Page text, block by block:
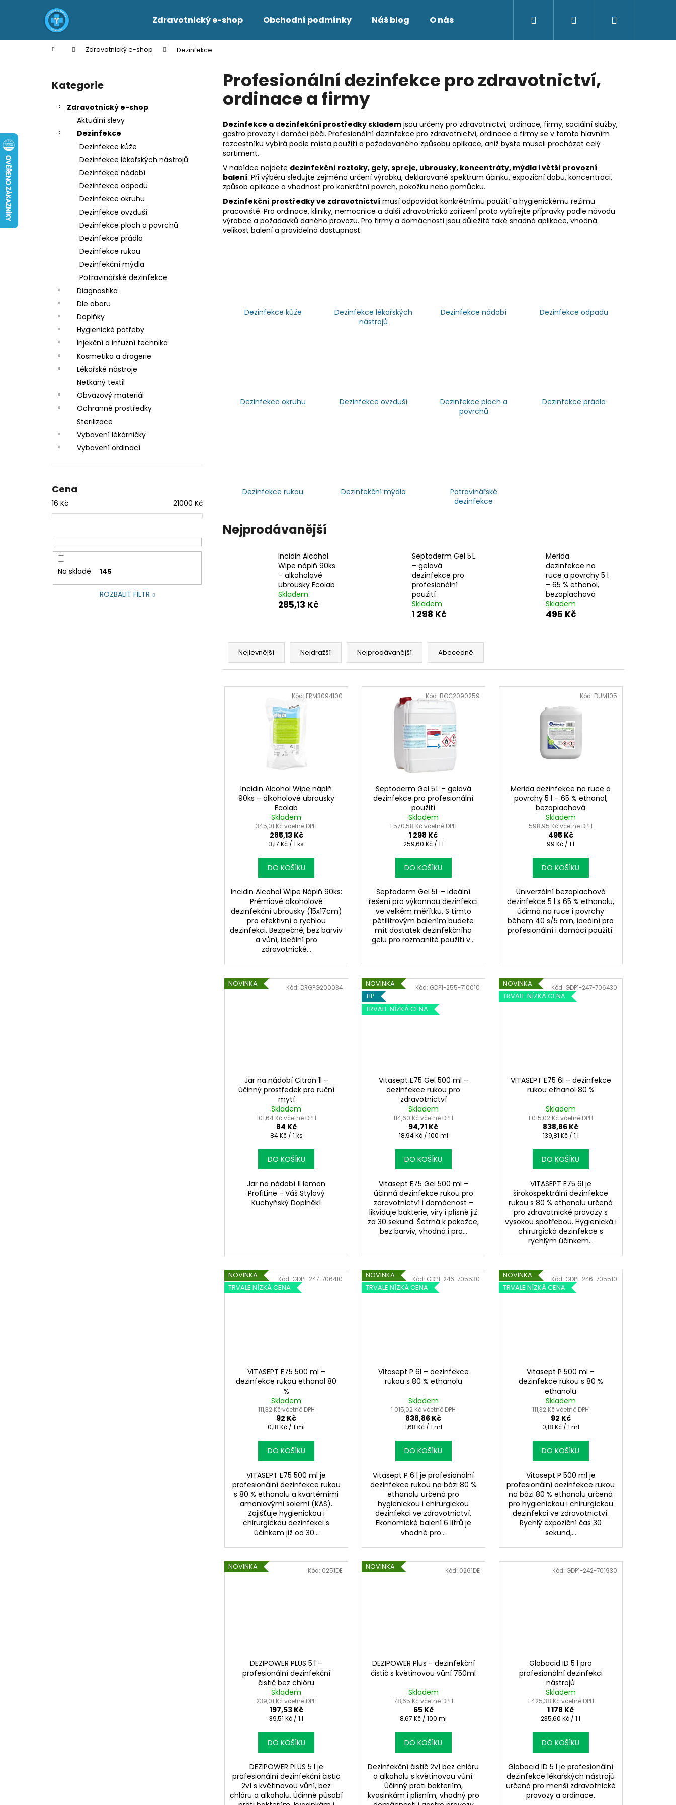
Zdravotnický e-shop Obchodní podmínky Náš blog O nás Přihlášení
Domů Zdravotnický e-shop Dezinfekce
Přeskočit
kategorie
Kategorie
Zdravotnický e-shop
Aktuální slevy
Dezinfekce
Dezinfekce kůže
Dezinfekce lékařských nástrojů
Dezinfekce nádobí
Dezinfekce odpadu
Dezinfekce okruhu
Dezinfekce ovzduší
Dezinfekce ploch a povrchů
Dezinfekce prádla
Dezinfekce rukou
Dezinfekční mýdla
Potravinářské dezinfekce
Diagnostika
Dle oboru
Doplňky
Hygienické potřeby
Injekční a infuzní technika
Kosmetika a drogerie
Lékařské nástroje
Netkaný textil
Obvazový materiál
Ochranné prostředky
Sterilizace
Vybavení lékárničky
Vybavení ordinací
Cena
16 Kč 21000 Kč
Na skladě 145
ROZBALIT FILTR
Profesionální dezinfekce pro zdravotnictví,
ordinace a firmy
Dezinfekce a dezinfekční prostředky skladem jsou určeny pro zdravotnictví, ordinace, firmy, sociální služby,
gastro provozy i domácí péči. Profesionální dezinfekce pro zdravotnictví, ordinace a firmy se v tomto hlavním
rozcestníku vybírá podle místa použití a požadovaného způsobu aplikace, aniž byste museli procházet celý
sortiment.
V nabídce najdete dezinfekční roztoky, gely, spreje, ubrousky, koncentráty, mýdla i větší provozní
balení. Při výběru sledujte zejména určení výrobku, deklarované spektrum účinku, expoziční dobu, koncentraci,
způsob aplikace a vhodnost pro konkrétní povrch, pokožku nebo pomůcku.
Dezinfekční prostředky ve zdravotnictví musí odpovídat konkrétnímu použití a hygienickému režimu
pracoviště. Pro ordinace, kliniky, nemocnice a další zdravotnická zařízení proto vybírejte přípravky podle návodu
výrobce a požadavků daného provozu. Pro firmy a domácnosti jsou důležité také snadná aplikace, vhodná
velikost balení a pravidelná dostupnost.
Dezinfekce kůže
Dezinfekce lékařských
nástrojů
Dezinfekce nádobí Dezinfekce odpadu
Dezinfekce okruhu Dezinfekce ovzduší
Dezinfekce ploch a
povrchů
Dezinfekce prádla
Dezinfekce rukou Dezinfekční mýdla
Potravinářské
dezinfekce
Nejprodávanější
Incidin Alcohol
Wipe náplň 90ks
– alkoholové
ubrousky Ecolab
Skladem
285,13 Kč
Septoderm Gel 5 L
– gelová
dezinfekce pro
profesionální
použití
Skladem
1 298 Kč
Merida
dezinfekce na
ruce a povrchy 5 l
– 65 % ethanol,
bezoplachová
Skladem
495 Kč
Ř
z
Nejlevnější Nejdražší Nejprodávanější Abecedně
V
Incidin Alcohol Wipe náplň
90ks – alkoholové ubrousky
Ecolab
Skladem
345,01 Kč včetně DPH
285,13 Kč
Měrná
3,17 Kč / 1 ks
DO KOŠÍKU
Incidin Alcohol Wipe Náplň 90ks:
Prémiové alkoholové
dezinfekční ubrousky (15x17cm)
pro efektivní a rychlou
dezinfekci. Bezpečné, bez barviv
a vůní, ideální pro
zdravotnické...
Kód: FRM3094100
Septoderm Gel 5 L – gelová
dezinfekce pro profesionální
použití
Skladem
1 570,58 Kč včetně DPH
1 298 Kč
Měrná
259,60 Kč / 1 l
DO KOŠÍKU
Septoderm Gel 5L – ideální
řešení pro výkonnou dezinfekci
ve velkém měřítku. S tímto
pětilitrovým balením budete
mít dostatek dezinfekčního
gelu pro rozmanité použití v...
Kód: BOC2090259
Merida dezinfekce na ruce a
povrchy 5 l – 65 % ethanol,
bezoplachová
Skladem
598,95 Kč včetně DPH
495 Kč
Měrná
99 Kč / 1 l
DO KOŠÍKU
Univerzální bezoplachová
dezinfekce 5 l s 65 % ethanolu,
účinná na ruce i povrchy
během 40 s/5 min, ideální pro
profesionální i domácí použití.
Kód: DUM105
NOVINKA
Jar na nádobí Citron 1l –
účinný prostředek pro ruční
mytí
Skladem
101,64 Kč včetně DPH
84 Kč
Měrná
84 Kč / 1 ks
DO KOŠÍKU
Jar na nádobí 1l lemon
ProfiLine - Váš Stylový
Kuchyňský Doplněk!
Kód: DRGPG200034
NOVINKA
TIP
TRVALE NÍZKÁ CENA
Vitasept E75 Gel 500 ml –
dezinfekce rukou pro
zdravotnictví
Skladem
114,60 Kč včetně DPH
94,71 Kč
Měrná
18,94 Kč / 100 ml
DO KOŠÍKU
Vitasept E75 Gel 500 ml –
účinná dezinfekce rukou pro
zdravotnictví i domácnost –
likviduje bakterie, viry i plísně již
za 30 sekund. Šetrná k pokožce,
bez barviv, vhodná i pro...
Kód: GDP1-255-710010
NOVINKA
TRVALE NÍZKÁ CENA
VITASEPT E75 6l – dezinfekce
rukou ethanol 80 %
Skladem
1 015,02 Kč včetně DPH
838,86 Kč
Měrná
139,81 Kč / 1 l
DO KOŠÍKU
VITASEPT E75 6l je
širokospektrální dezinfekce
rukou s 80 % ethanolu určená
pro zdravotnické provozy s
vysokou spotřebou. Hygienická i
chirurgická dezinfekce s
rychlým účinkem...
Kód: GDP1-247-706430
NOVINKA
TRVALE NÍZKÁ CENA
VITASEPT E75 500 ml –
dezinfekce rukou ethanol 80
%
Skladem
111,32 Kč včetně DPH
92 Kč
Měrná
0,18 Kč / 1 ml
DO KOŠÍKU
VITASEPT E75 500 ml je
profesionální dezinfekce rukou
s 80 % ethanolu a kvartérními
amoniovými solemi (KAS).
Zajišťuje hygienickou i
chirurgickou dezinfekci s
účinkem již od 30...
Kód: GDP1-247-706410
NOVINKA
TRVALE NÍZKÁ CENA
Vitasept P 6l – dezinfekce
rukou s 80 % ethanolu
Skladem
1 015,02 Kč včetně DPH
838,86 Kč
Měrná
1,68 Kč / 1 ml
DO KOŠÍKU
Vitasept P 6 l je profesionální
dezinfekce rukou na bázi 80 %
ethanolu určená pro
hygienickou i chirurgickou
dezinfekci ve zdravotnictví.
Ekonomické balení 6 litrů je
vhodné pro...
Kód: GDP1-246-705530
NOVINKA
TRVALE NÍZKÁ CENA
Vitasept P 500 ml –
dezinfekce rukou s 80 %
ethanolu
Skladem
111,32 Kč včetně DPH
92 Kč
Měrná
0,18 Kč / 1 ml
DO KOŠÍKU
Vitasept P 500 ml je
profesionální dezinfekce rukou
na bázi 80 % ethanolu určená
pro hygienickou i chirurgickou
dezinfekci ve zdravotnictví.
Rychlý expoziční čas 30
sekund,...
Kód: GDP1-246-705510
NOVINKA
DEZIPOWER PLUS 5 l –
profesionální dezinfekční
čistič bez chlóru
Skladem
239,01 Kč včetně DPH
197,53 Kč
Měrná
39,51 Kč / 1 l
DO KOŠÍKU
DEZIPOWER PLUS 5 l je
profesionální dezinfekční čistič
2v1 s květinovou vůní, bez
chlóru a alkoholu. Účinně působí
Kód: 0251DE NOVINKA
DEZIPOWER Plus - dezinfekční
čistič s květinovou vůní 750ml
Skladem
78,65 Kč včetně DPH
65 Kč
Měrná
8,67 Kč / 100 ml
DO KOŠÍKU
Dezinfekční čistič 2v1 bez chlóru
a alkoholu s květinovou vůní.
Účinný proti bakteriím,
kvasinkám i plísním, vhodný pro
Kód: 0261DE
Globacid ID 5 l pro
profesionální dezinfekci
nástrojů
Skladem
1 425,38 Kč včetně DPH
1 178 Kč
Měrná
235,60 Kč / 1 l
DO KOŠÍKU
Globacid ID 5 l je profesionální
dezinfekce lékařských nástrojů
určená pro menší zdravotnické
provozy a ordinace.
Kód: GDP1-242-701930
í
Zpět
do
Zpět
do
Doporučujeme